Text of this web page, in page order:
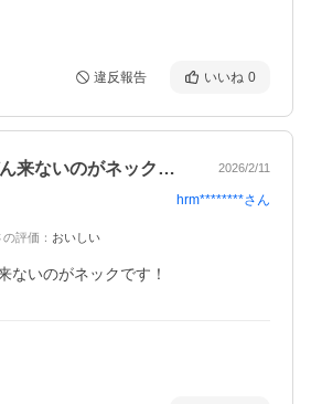
違反報告 いいね 0
好きだけどぜんぜん来ないのがネックです… 2026/2/11
hrm********さん
評価 ： おいしい
ないのがネックです！